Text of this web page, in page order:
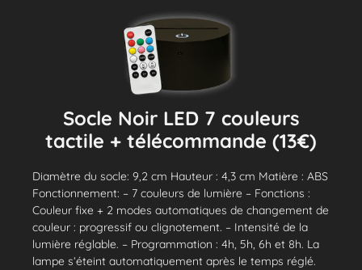
Socle Noir LED 7 couleurs
tactile + télécommande (13€)
Diamètre du socle: 9,2 cm Hauteur : 4,3 cm Matière : ABS
Fonctionnement: – 7 couleurs de lumière – Fonctions :
Couleur fixe + 2 modes automatiques de changement de
couleur : progressif ou clignotement. – Intensité de la
lumière réglable. – Programmation : 4h, 5h, 6h et 8h. La
lampe s’éteint automatiquement après le temps réglé.